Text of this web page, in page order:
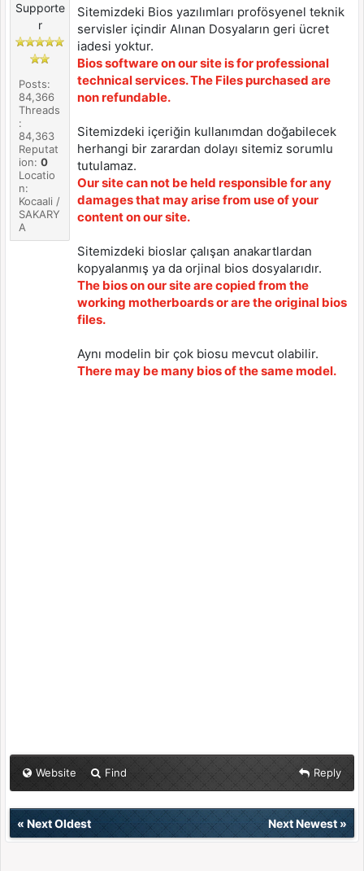
Supporte
r
Posts:
84,366
Threads
:
84,363
Reputat
ion:0
Locatio
n:
Kocaali /
SAKARY
A
Sitemizdeki Bios yazılımları profösyenel teknik
servisler içindir Alınan Dosyaların geri ücret
iadesi yoktur.
Bios software on our site is for professional
technical services. The Files purchased are
non refundable.
Sitemizdeki içeriğin kullanımdan doğabilecek
herhangi bir zarardan dolayı sitemiz sorumlu
tutulamaz.
Our site can not be held responsible for any
damages that may arise from use of your
content on our site.
Sitemizdeki bioslar çalışan anakartlardan
kopyalanmış ya da orjinal bios dosyalarıdır.
The bios on our site are copied from the
working motherboards or are the original bios
files.
Aynı modelin bir çok biosu mevcut olabilir.
There may be many bios of the same model.
Website Find Reply
« Next Oldest Next Newest»